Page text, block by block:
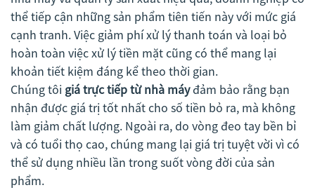
thể tiếp cận những sản phẩm tiên tiến này với mức giá
cạnh tranh. Việc giảm phí xử lý thanh toán và loại bỏ
hoàn toàn việc xử lý tiền mặt cũng có thể mang lại
khoản tiết kiệm đáng kể theo thời gian.
Chúng tôi giá trực tiếp từ nhà máyđảm bảo rằng bạn
nhận được giá trị tốt nhất cho số tiền bỏ ra, mà không
làm giảm chất lượng. Ngoài ra, do vòng đeo tay bền bỉ
và có tuổi thọ cao, chúng mang lại giá trị tuyệt vời vì có
thể sử dụng nhiều lần trong suốt vòng đời của sản
phẩm.